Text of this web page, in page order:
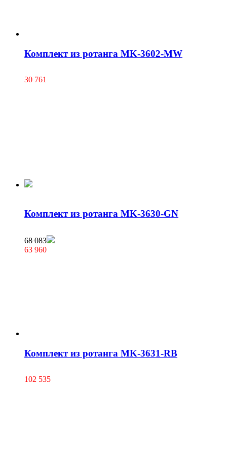
Комплект из ротанга MK-3602-MW
30 761
Комплект из ротанга MK-3630-GN
68 083
63 960
Комплект из ротанга MK-3631-RB
102 535